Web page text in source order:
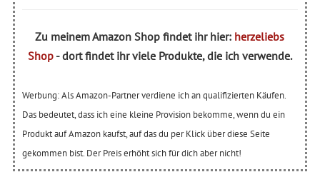
Zu meinem Amazon Shop findet ihr hier: herzeliebs
Shop- dort findet ihr viele Produkte, die ich verwende.
Werbung: Als Amazon-Partner verdiene ich an qualifizierten Käufen.
Das bedeutet, dass ich eine kleine Provision bekomme, wenn du ein
Produkt auf Amazon kaufst, auf das du per Klick über diese Seite
gekommen bist. Der Preis erhöht sich für dich aber nicht!